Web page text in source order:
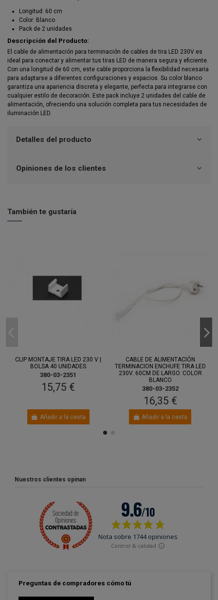
Longitud: 60 cm
Color: Blanco
Pack de 2 unidades
Descripción del Producto:
El cable de alimentación para terminación de cables de tira LED 230V es
ideal para conectar y alimentar tus tiras LED de manera segura y eficiente.
Con una longitud de 60 cm, este cable proporciona la flexibilidad necesaria
para adaptarse a diferentes configuraciones y espacios. Su color blanco
garantiza una apariencia discreta y elegante, perfecta para integrarse con
cualquier estilo de decoración. Este pack incluye 2 unidades del cable de
alimentación, ofreciendo una solución completa para tus necesidades de
iluminación LED.
Detalles del producto
Opiniones de los clientes
También te gustaría
CLIP MONTAJE TIRA LED 230 V |
BOLSA 40 UNIDADES
380-03-2351
15,75 €
Añadir a la cesta
CABLE DE ALIMENTACIÓN
TERMINACION ENCHUFE TIRA LED
230V. 60CM DE LARGO. COLOR
BLANCO
380-03-2352
16,35 €
Añadir a la cesta
Nuestros clientes opinan
Preguntas de compradores cómo tú